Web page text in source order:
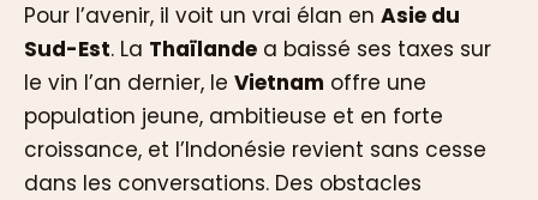
Pour l’avenir, il voit un vrai élan en Asie du
Sud-Est. La Thaïlande a baissé ses taxes sur
le vin l’an dernier, le Vietnam offre une
population jeune, ambitieuse et en forte
croissance, et l’Indonésie revient sans cesse
dans les conversations. Des obstacles